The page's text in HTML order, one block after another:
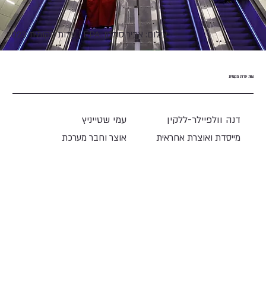
צילום: אביר סולטן, EPA | עדות מקומית 2023
צוות עדות מקומית
דנה וולפיילר-ללקין
מייסדת ואוצרת אחראית
עמי שטייניץ
אוצר וחבר מערכת